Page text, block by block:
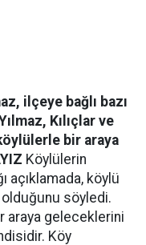
ilçeye bağlı bazı
Kılıçlar ve
bir araya
Köylülerin
açıklamada, köylü
söyledi.
araya geleceklerini
Köy